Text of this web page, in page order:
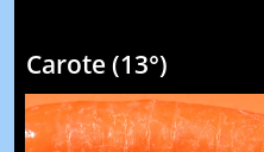
Carote (13°)